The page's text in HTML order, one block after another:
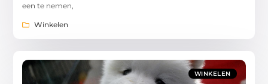
een te nemen,
Winkelen
WINKELEN